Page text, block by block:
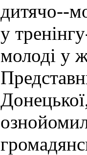
дитячо--
у
молоді у